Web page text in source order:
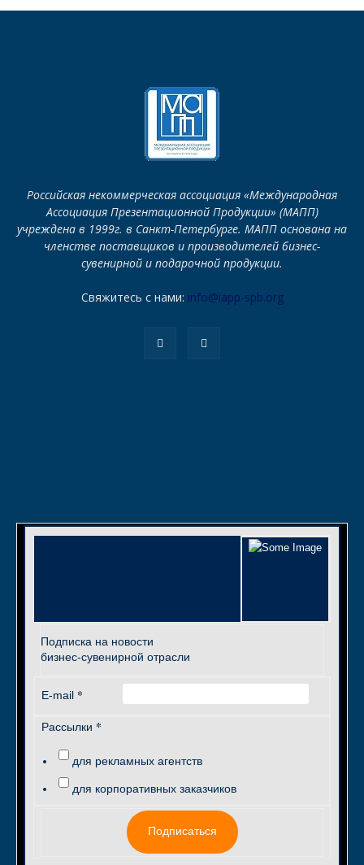
Российская некоммерческая ассоциация «Международная
Ассоциация Презентационной Продукции» (МАПП)
учреждена в 1999г. в Санкт-Петербурге. МАПП основана на
членстве поставщиков и производителей бизнес-
сувенирной и подарочной продукции.
Свяжитесь с нами: info@iapp-spb.org
Подписка на новости
бизнес-сувенирной отрасли
E-mail *
Рассылки *
для рекламных агентств
для корпоративных заказчиков
Подписаться